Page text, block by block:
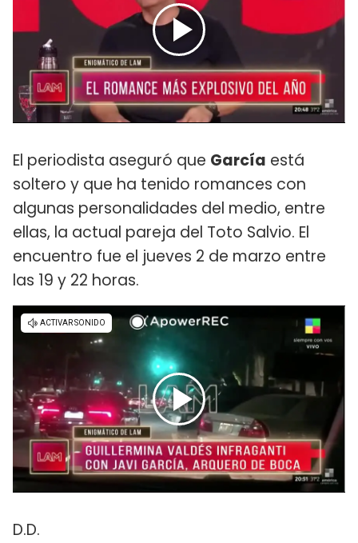
El periodista aseguró que García está
soltero y que ha tenido romances con
algunas personalidades del medio, entre
ellas, la actual pareja del Toto Salvio. El
encuentro fue el jueves 2 de marzo entre
las 19 y 22 horas.
D.D.